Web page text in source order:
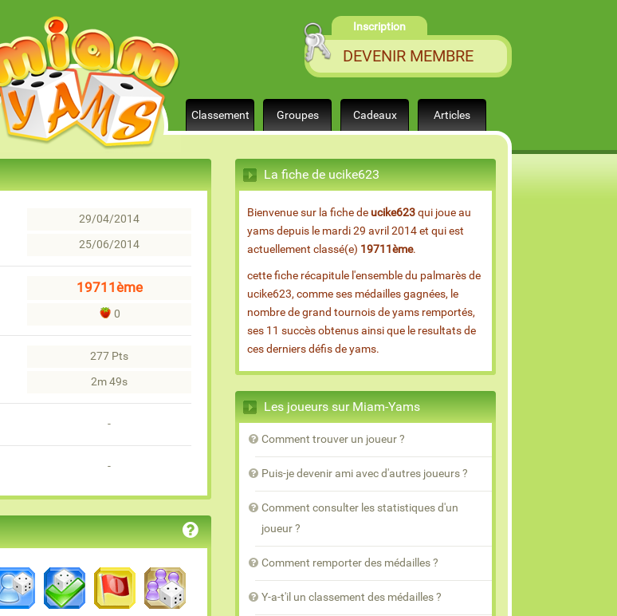
Inscription
DEVENIR MEMBRE
Classement Groupes Cadeaux Articles
29/04/2014
25/06/2014
19711ème
0
277 Pts
2m 49s
-
-
La fiche de ucike623
Bienvenue sur la fiche de ucike623qui joue au
yams depuis le mardi 29 avril 2014 et qui est
actuellement classé(e) 19711ème.
cette fiche récapitule l'ensemble du palmarès de
ucike623, comme ses médailles gagnées, le
nombre de grand tournois de yams remportés,
ses 11 succès obtenus ainsi que le resultats de
ces derniers défis de yams.
Les joueurs sur Miam-Yams
Comment trouver un joueur ?
Puis-je devenir ami avec d'autres joueurs ?
Comment consulter les statistiques d'un
joueur ?
Comment remporter des médailles ?
Y-a-t'il un classement des médailles ?